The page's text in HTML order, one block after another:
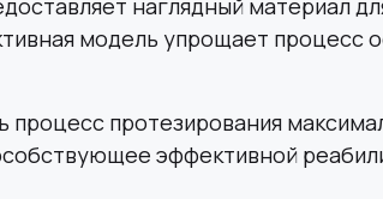
наглядный материал
модель упрощает процесс
процесс протезирования
эффективной